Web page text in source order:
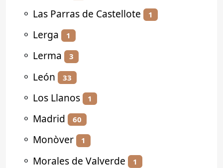
⚬ Las Parras de Castellote 1
⚬ Lerga 1
⚬ Lerma 3
⚬ León 33
⚬ Los Llanos 1
⚬ Madrid 60
⚬ Monòver 1
⚬ Morales de Valverde 1